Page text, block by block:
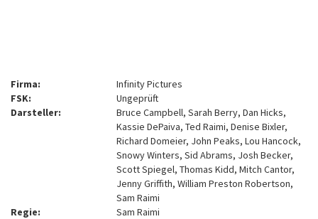
Firma:
Infinity Pictures
FSK:
Ungeprüft
Darsteller:
Bruce Campbell, Sarah Berry, Dan Hicks,
Kassie DePaiva, Ted Raimi, Denise Bixler,
Richard Domeier, John Peaks, Lou Hancock,
Snowy Winters, Sid Abrams, Josh Becker,
Scott Spiegel, Thomas Kidd, Mitch Cantor,
Jenny Griffith, William Preston Robertson,
Sam Raimi
Regie:
Sam Raimi